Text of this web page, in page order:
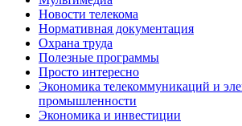
Новости телекома
Нормативная документация
Охрана труда
Полезные программы
Просто интересно
Экономика телекоммуникаций и
промышленности
Экономика и инвестиции